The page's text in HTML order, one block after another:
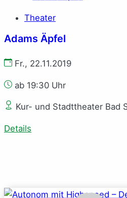
Theater
Adams Äpfel
Fr., 22.11.2019
ab 19:30 Uhr
Kur- und Stadttheater Bad
Details